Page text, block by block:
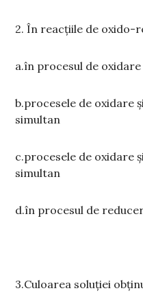
2. În reacțiile de oxido-
a.în procesul de
b.procesele de oxidare
simultan
c.procesele de oxidare
simultan
d.în procesul de
3.Culoarea soluției